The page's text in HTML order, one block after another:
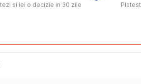
si iei o decizie in 30 zile